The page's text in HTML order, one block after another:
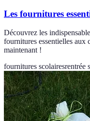
Les fournitures
Découvrez les
fournitures essentielles aux
maintenant !
fournitures scolairesrentrée